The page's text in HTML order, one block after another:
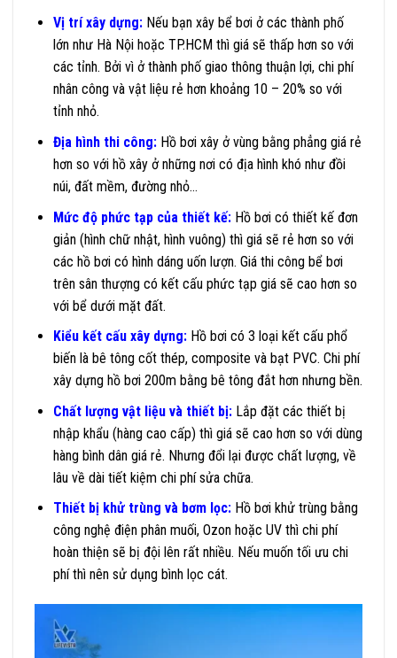
Vị trí xây dựng: Nếu bạn xây bể bơi ở các thành phố
lớn như Hà Nội hoặc TP.HCM thì giá sẽ thấp hơn so với
các tỉnh. Bởi vì ở thành phố giao thông thuận lợi, chi phí
nhân công và vật liệu rẻ hơn khoảng 10 – 20% so với
tỉnh nhỏ.
Địa hình thi công: Hồ bơi xây ở vùng bằng phẳng giá rẻ
hơn so với hồ xây ở những nơi có địa hình khó như đồi
núi, đất mềm, đường nhỏ…
Mức độ phức tạp của thiết kế:Hồ bơi có thiết kế đơn
giản (hình chữ nhật, hình vuông) thì giá sẽ rẻ hơn so với
các hồ bơi có hình dáng uốn lượn. Giá thi công bể bơi
trên sân thượng có kết cấu phức tạp giá sẽ cao hơn so
với bể dưới mặt đất.
Kiểu kết cấu xây dựng: Hồ bơi có 3 loại kết cấu phổ
biến là bê tông cốt thép, composite và bạt PVC. Chi phí
xây dựng hồ bơi 200m bằng bê tông đắt hơn nhưng bền.
Chất lượng vật liệu và thiết bị: Lắp đặt các thiết bị
nhập khẩu (hàng cao cấp) thì giá sẽ cao hơn so với dùng
hàng bình dân giá rẻ. Nhưng đổi lại được chất lượng, về
lâu về dài tiết kiệm chi phí sửa chữa.
Thiết bị khử trùng và bơm lọc: Hồ bơi khử trùng bằng
công nghệ điện phân muối, Ozon hoặc UV thì chi phí
hoàn thiện sẽ bị đội lên rất nhiều. Nếu muốn tối ưu chi
phí thì nên sử dụng bình lọc cát.